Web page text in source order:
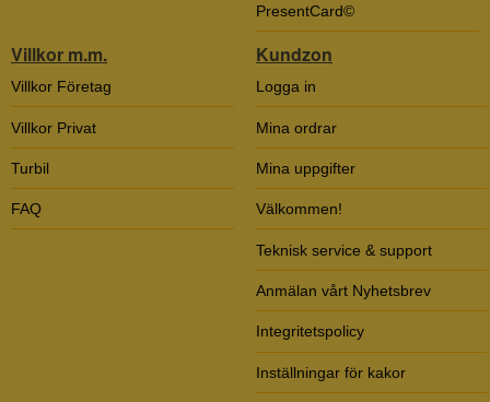
PresentCard©
Villkor m.m.
Villkor Företag
Villkor Privat
Turbil
FAQ
Kundzon
Logga in
Mina ordrar
Mina uppgifter
Välkommen!
Teknisk service & support
Anmälan vårt Nyhetsbrev
Integritetspolicy
Inställningar för kakor